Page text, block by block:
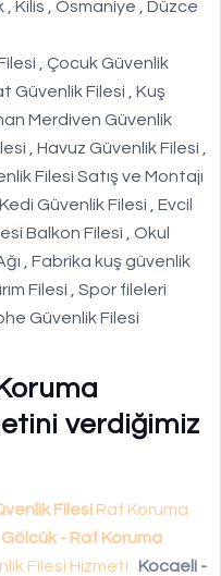
, Kilis , Osmaniye , Düzce
, Çocuk Güvenlik
Güvenlik Filesi , Kuş
Merdiven Güvenlik
, Havuz Güvenlik Filesi ,
Filesi Satış ve Montajı
Güvenlik Filesi , Evcil
Balkon Filesi , Okul
, Fabrika kuş güvenlik
Filesi , Spor fileleri
Güvenlik Filesi
verdiğimiz
Filesi Raf Koruma
- Raf Koruma
Filesi Hizmeti
Kocaeli -